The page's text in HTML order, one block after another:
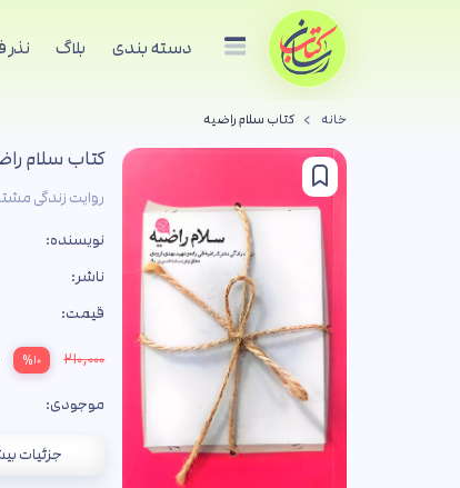
دسته بندی بلاگ نذر
خانه کتاب سلام راضیه
کتاب سلام
روایت زندگی
نویسنده:
ناشر:
قیمت:
۲۱۰,۰۰۰ %۱۰
موجودی:
جزئیات